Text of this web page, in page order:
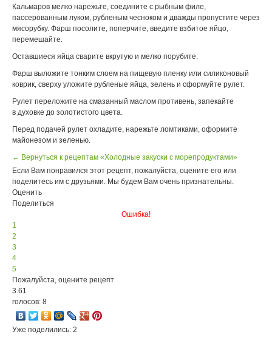
Кальмаров мелко нарежьте, соедините с рыбным филе,
пассерованным луком, рубленым чесноком и дважды пропустите через
мясорубку. Фарш посолите, поперчите, введите взбитое яйцо,
перемешайте.
Оставшиеся яйца сварите вкрутую и мелко порубите.
Фарш выложите тонким слоем на пищевую пленку или силиконовый
коврик, сверху уложите рубленые яйца, зелень и сформуйте рулет.
Рулет переложите на смазанный маслом противень, запекайте
в духовке до золотистого цвета.
Перед подачей рулет охладите, нарежьте ломтиками, оформите
майонезом и зеленью.
← Вернуться к рецептам «Холодные закуски с морепродуктами»
Если Вам понравился этот рецепт, пожалуйста, оцените его или
поделитесь им с друзьями. Мы будем Вам очень признательны.
Оценить
Поделиться
Ошибка!
1
2
3
4
5
Пожалуйста, оцените рецепт
3.61
голосов: 8
Уже поделились: 2